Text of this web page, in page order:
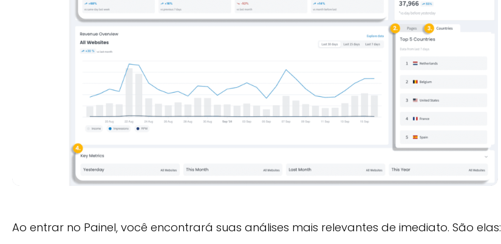
Ao entrar no Painel, você encontrará suas análises mais relevantes de imediato. São elas: